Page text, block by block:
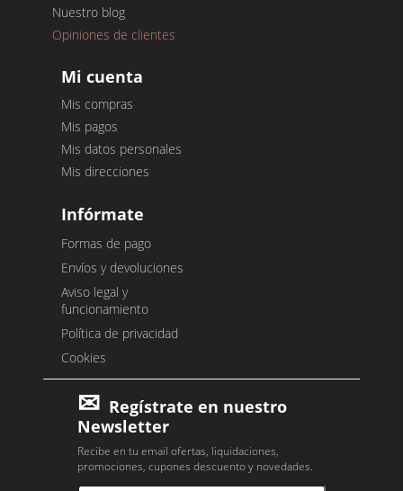
Nuestro blog
Opiniones de clientes
Mi cuenta
Mis compras
Mis pagos
Mis datos personales
Mis direcciones
Infórmate
Formas de pago
Envíos y devoluciones
Aviso legal y
funcionamiento
Política de privacidad
Cookies
Regístrate en nuestro
Newsletter
Recibe en tu email ofertas, liquidaciones,
promociones, cupones descuento y novedades.